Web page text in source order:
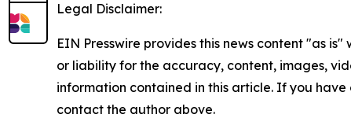
Legal Disclaimer:
EIN Presswire provides this news content "as
or liability for the accuracy, content, images,
information contained in this article. If you
contact the author above.